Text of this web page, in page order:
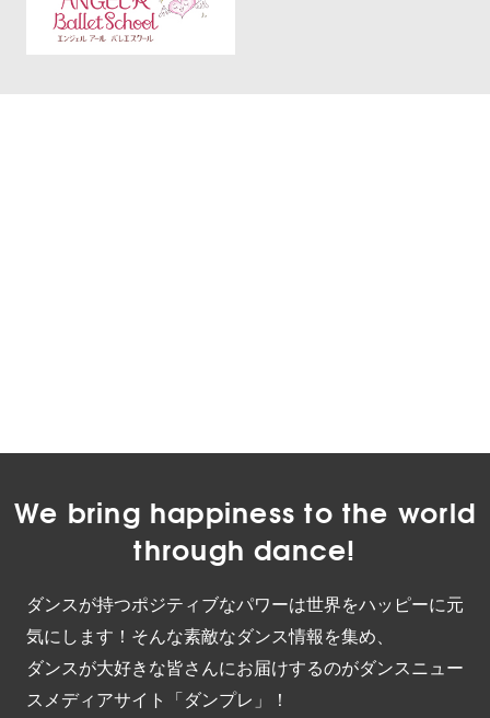
We bring happiness to the world
through dance!
ダンスが持つポジティブなパワーは世界をハッピーに元
気にします！そんな素敵なダンス情報を集め、
ダンスが大好きな皆さんにお届けするのがダンスニュー
スメディアサイト「ダンプレ」！